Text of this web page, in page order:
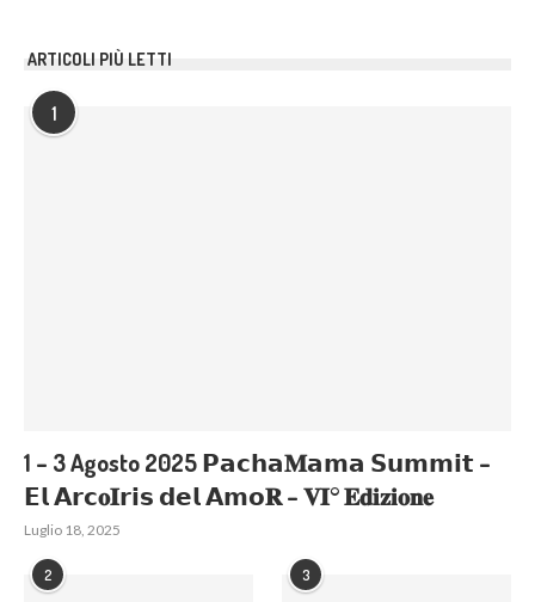
ARTICOLI PIÙ LETTI
1
1 – 3 Agosto 2025 𝗣𝗮𝗰𝗵𝗮𝐌𝗮𝗺𝗮 𝗦𝘂𝗺𝗺𝗶𝘁 –
𝗘𝗹 𝗔𝗿𝗰𝐨𝐈𝗿𝗶𝘀 𝗱𝗲𝗹 𝗔𝗺𝗼𝐑 – 𝐕𝐈° 𝐄𝐝𝐢𝐳𝐢𝐨𝐧𝐞
Luglio 18, 2025
2 3